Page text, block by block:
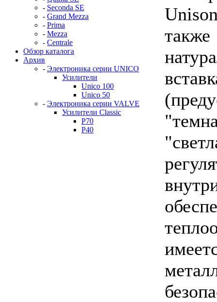
- Seconda SE
- Grand Mezza
- Prima
- Mezza
- Centrale
Обзор каталога
Архив
- Электроника серии UNICO
Усилители
Unico 100
Unico 50
- Электроника серии VALVE
Усилители Classic
P70
P40